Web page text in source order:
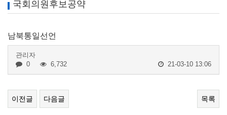
국회의원후보공약
남북통일선언
관리자
0
6,732 21-03-10 13:06
이전글 다음글 목록